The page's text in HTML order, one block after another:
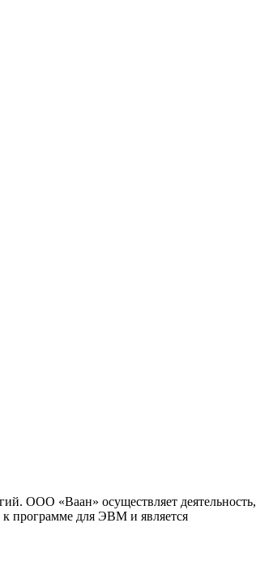
ООО «Ваан» осуществляет деятельность,
к программе для ЭВМ и является